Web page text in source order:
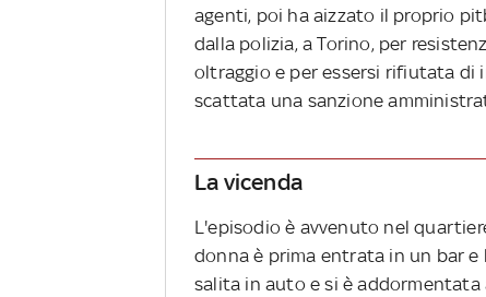
agenti, poi ha aizzato il proprio
dalla polizia, a Torino, per
oltraggio e per essersi rifiutata di
scattata una sanzione
La vicenda
L'episodio è avvenuto nel
donna è prima entrata in un bar
salita in auto e si è